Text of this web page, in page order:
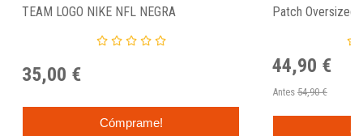
TEAM LOGO NIKE NFL NEGRA
35,00 €
Cómprame!
Patch Oversized
44,90 €
Antes 54,90 €